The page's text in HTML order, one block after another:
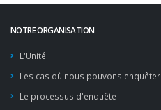
NOTRE ORGANISATION
L'Unité
Les cas où nous pouvons enquêter
Le processus d'enquête